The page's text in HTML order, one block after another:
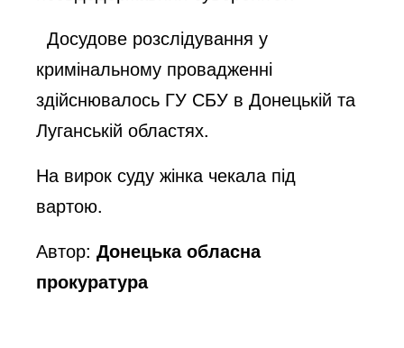
Досудове розслідування у
кримінальному провадженні
здійснювалось ГУ СБУ в Донецькій та
Луганській областях.
На вирок суду жінка чекала під
вартою.
Автор:Донецька обласна
прокуратура